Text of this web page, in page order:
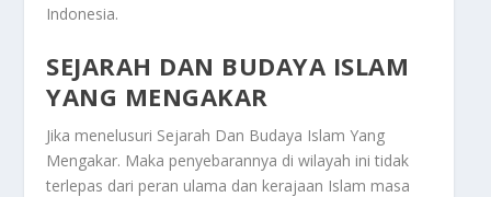
Indonesia.
SEJARAH DAN BUDAYA ISLAM
YANG MENGAKAR
Jika menelusuri Sejarah Dan Budaya Islam Yang
Mengakar. Maka penyebarannya di wilayah ini tidak
terlepas dari peran ulama dan kerajaan Islam masa